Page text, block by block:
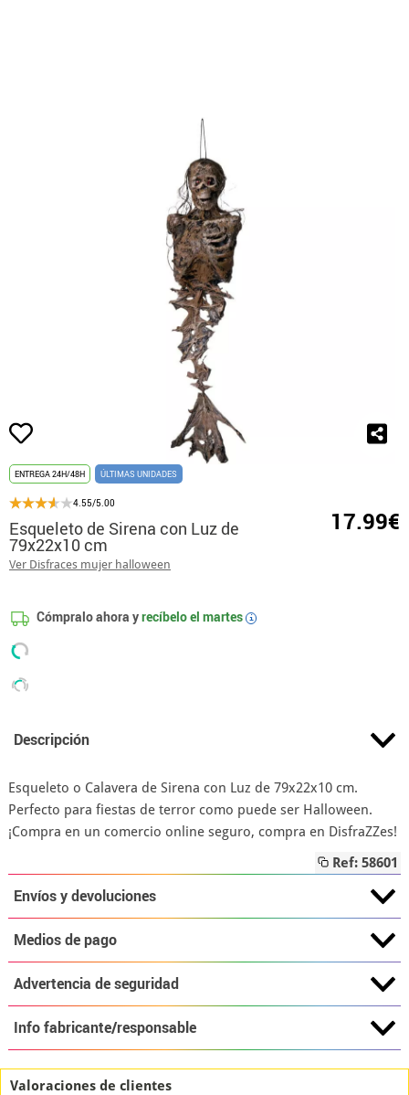
ENTREGA 24H/48H ÚLTIMAS UNIDADES
4.55/5.00
Esqueleto de Sirena con Luz de
79x22x10 cm
Ver Disfraces mujer halloween
17.99€
Cómpralo ahora yrecíbelo el martes i
Descripción
Esqueleto o Calavera de Sirena con Luz de 79x22x10 cm.
Perfecto para fiestas de terror como puede ser Halloween.
¡Compra en un comercio online seguro, compra en DisfraZZes!
Ref: 58601
Envíos y devoluciones
Medios de pago
Advertencia de seguridad
Info fabricante/responsable
Valoraciones de clientes